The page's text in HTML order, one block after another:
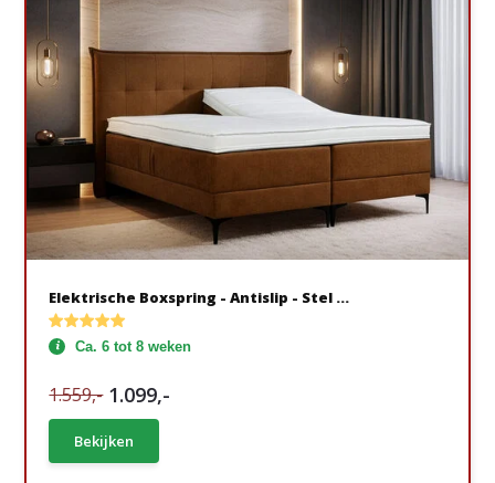
Elektrische Boxspring - Antislip - Stel ...
Ca. 6 tot 8 weken
1.559,- 1.099,-
Bekijken